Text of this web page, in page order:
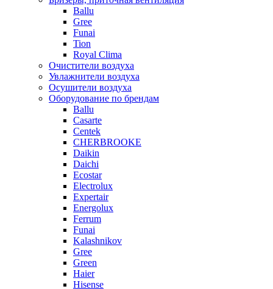
Ballu
Gree
Funai
Tion
Royal Clima
Очистители воздуха
Увлажнители воздуха
Осушители воздуха
Оборудование по брендам
Ballu
Casarte
Centek
CHERBROOKE
Daikin
Daichi
Ecostar
Electrolux
Expertair
Energolux
Ferrum
Funai
Kalashnikov
Gree
Grеen
Haier
Hisense